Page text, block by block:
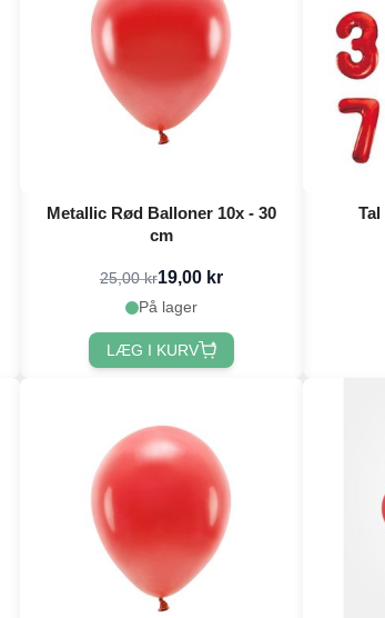
Metallic Rød Balloner 10x - 30
cm
25,00 kr19,00 kr
På lager
LÆG I KURV